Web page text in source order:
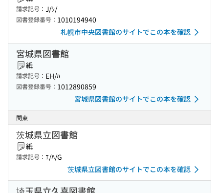
請求記号： J/ｼ/
図書登録番号： 1010194940
札幌市中央図書館のサイトでこの本を確認
宮城県図書館
紙
請求記号： EH/ﾊ
図書登録番号： 1012890859
宮城県図書館のサイトでこの本を確認
関東
茨城県立図書館
紙
請求記号： ｴ/ﾊ/G
茨城県立図書館のサイトでこの本を確認